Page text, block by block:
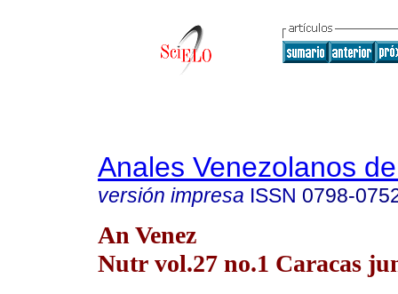
Anales Venezolanos
versión impresa ISSN 0798-
An Venez
Nutr vol.27 no.1 Caracas